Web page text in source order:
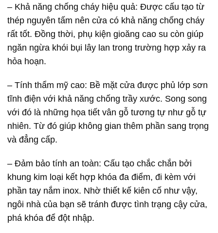
– Khả năng chống cháy hiệu quả: Được cấu tạo từ
thép nguyên tấm nên cửa có khả năng chống cháy
rất tốt. Đồng thời, phụ kiện gioăng cao su còn giúp
ngăn ngừa khói bụi lây lan trong trường hợp xảy ra
hỏa hoạn.
– Tính thẩm mỹ cao: Bề mặt cửa được phủ lớp sơn
tĩnh điện với khả năng chống trầy xước. Song song
với đó là những họa tiết vân gỗ tương tự như gỗ tự
nhiên. Từ đó giúp không gian thêm phần sang trọng
và đẳng cấp.
– Đảm bảo tính an toàn: Cấu tạo chắc chắn bởi
khung kim loại kết hợp khóa đa điểm, đi kèm với
phần tay nắm inox. Nhờ thiết kế kiên cố như vậy,
ngôi nhà của bạn sẽ tránh được tình trạng cậy cửa,
phá khóa để đột nhập.